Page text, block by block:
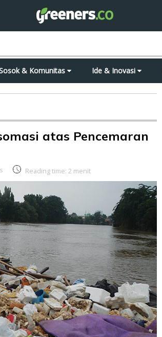
& Komunitas Ide & Inovasi
atas Pencemaran
Reading time: 2 menit